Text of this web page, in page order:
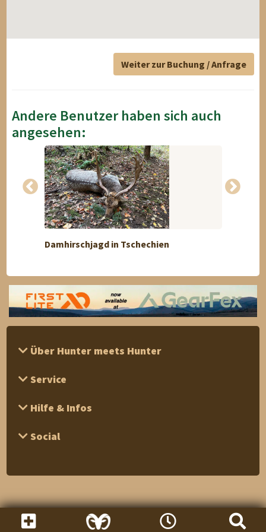
Weiter zur Buchung / Anfrage
Andere Benutzer haben sich auch
angesehen:
Damhirschjagd in Tschechien
Über Hunter meets Hunter
Service
Hilfe & Infos
Social